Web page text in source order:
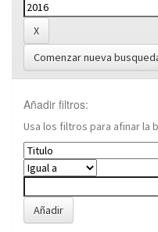
Comenzar nueva
Añadir filtros:
Usa los filtros para afinar la